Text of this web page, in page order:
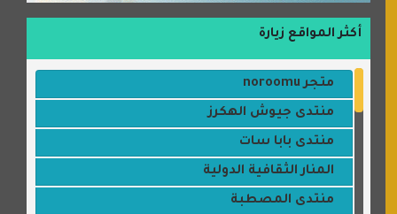
أكثر المواقع زيارة
متجر noroomu
منتدى جيوش الهكرز
منتدى بابا سات
المنار الثقافية الدولية
منتدى المصطبة